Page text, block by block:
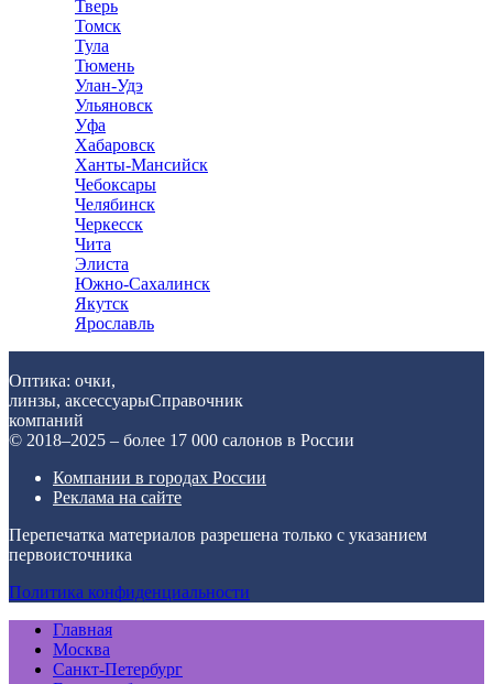
Тверь
Томск
Тула
Тюмень
Улан-Удэ
Ульяновск
Уфа
Хабаровск
Ханты-Мансийск
Чебоксары
Челябинск
Черкесск
Чита
Элиста
Южно-Сахалинск
Якутск
Ярославль
Оптика: очки,
линзы, аксессуарыСправочник
компаний
© 2018–2025 – более 17 000 салонов в России
Компании в городах России
Реклама на сайте
Перепечатка материалов разрешена только с указанием
первоисточника
Политика конфиденциальности
Главная
Москва
Санкт-Петербург